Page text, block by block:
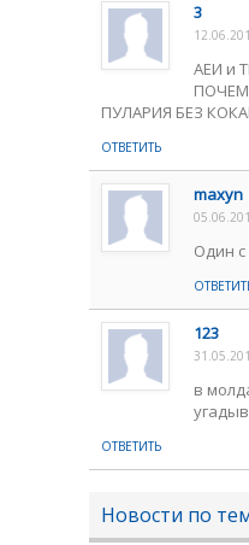
3
АЕИ и
ПУЛАРИЯ БЕЗ
ОТВЕТИТЬ
maxyn
Один
123
в
ОТВЕТИТЬ
Новости по